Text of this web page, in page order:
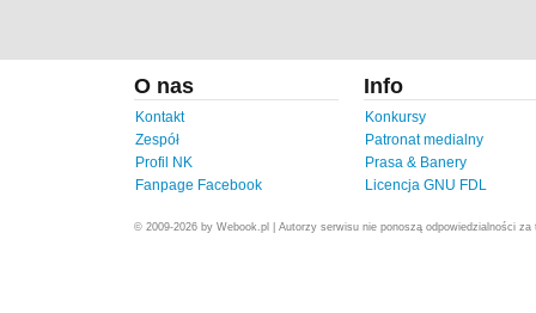
O nas
Kontakt
Zespół
Profil NK
Fanpage Facebook
Info
Konkursy
Patronat medialny
Prasa & Banery
Licencja GNU FDL
© 2009-2026 by Webook.pl | Autorzy serwisu nie ponoszą odpowiedzialności